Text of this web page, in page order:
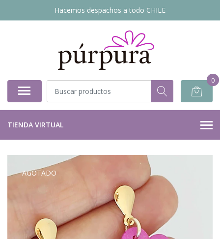
Hacemos despachos a todo CHILE
0
TIENDA VIRTUAL
AGOTADO